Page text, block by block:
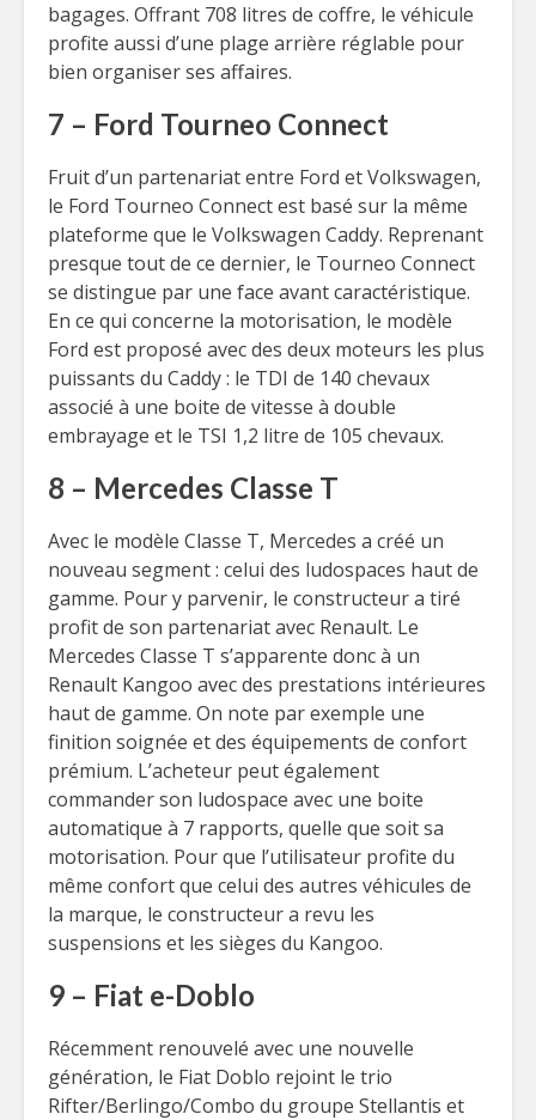
bagages. Offrant 708 litres de coffre, le véhicule
profite aussi d’une plage arrière réglable pour
bien organiser ses affaires.
7 – Ford Tourneo Connect
Fruit d’un partenariat entre Ford et Volkswagen,
le Ford Tourneo Connect est basé sur la même
plateforme que le Volkswagen Caddy. Reprenant
presque tout de ce dernier, le Tourneo Connect
se distingue par une face avant caractéristique.
En ce qui concerne la motorisation, le modèle
Ford est proposé avec des deux moteurs les plus
puissants du Caddy : le TDI de 140 chevaux
associé à une boite de vitesse à double
embrayage et le TSI 1,2 litre de 105 chevaux.
8 – Mercedes Classe T
Avec le modèle Classe T, Mercedes a créé un
nouveau segment : celui des ludospaces haut de
gamme. Pour y parvenir, le constructeur a tiré
profit de son partenariat avec Renault. Le
Mercedes Classe T s’apparente donc à un
Renault Kangoo avec des prestations intérieures
haut de gamme. On note par exemple une
finition soignée et des équipements de confort
prémium. L’acheteur peut également
commander son ludospace avec une boite
automatique à 7 rapports, quelle que soit sa
motorisation. Pour que l’utilisateur profite du
même confort que celui des autres véhicules de
la marque, le constructeur a revu les
suspensions et les sièges du Kangoo.
9 – Fiat e-Doblo
Récemment renouvelé avec une nouvelle
génération, le Fiat Doblo rejoint le trio
Rifter/Berlingo/Combo du groupe Stellantis et